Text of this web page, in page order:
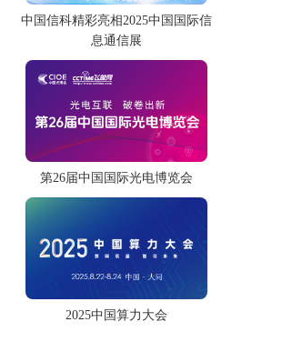
中国信科精彩亮相2025中国国际信
息通信展
第26届中国国际光电博览会
2025中国算力大会